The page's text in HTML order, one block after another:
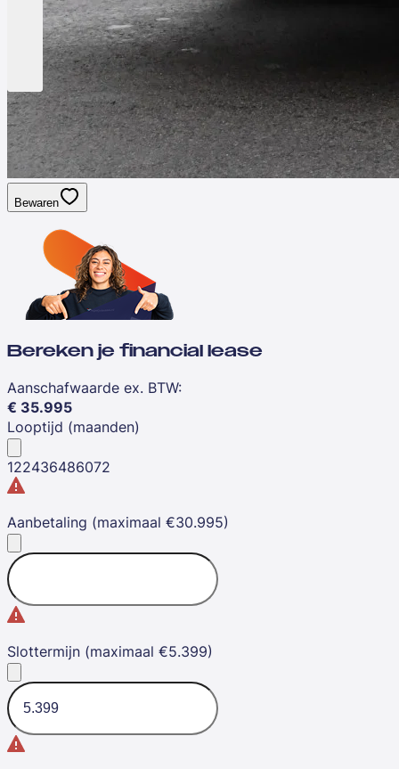
Bewaren
Bereken je financial lease
Aanschafwaarde ex. BTW:
€ 35.995
Looptijd (maanden)
122436486072
Aanbetaling (maximaal €30.995)
Slottermijn (maximaal €5.399)